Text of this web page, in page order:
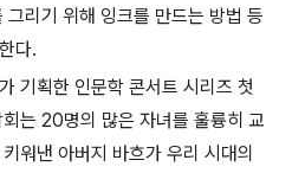
리기 위해 잉크를 만드는 방법 등
다.
기획한 인문학 콘서트 시리즈 첫
는 20명의 많은 자녀를 훌륭히 교
워낸 아버지 바흐가 우리 시대의